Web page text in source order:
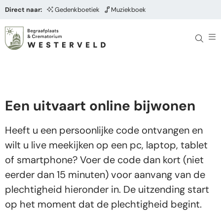
Direct naar: Gedenkboetiek Muziekboek
Een uitvaart online bijwonen
Heeft u een persoonlijke code ontvangen en
wilt u live meekijken op een pc, laptop, tablet
of smartphone? Voer de code dan kort (niet
eerder dan 15 minuten) voor aanvang van de
plechtigheid hieronder in. De uitzending start
op het moment dat de plechtigheid begint.